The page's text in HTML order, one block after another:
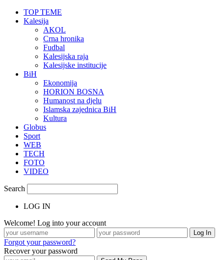
TOP TEME
Kalesija
AKOL
Crna hronika
Fudbal
Kalesijska raja
Kalesijske institucije
BiH
Ekonomija
HORION BOSNA
Humanost na djelu
Islamska zajednica BiH
Kultura
Globus
Sport
WEB
TECH
FOTO
VIDEO
Search
LOG IN
Welcome! Log into your account
Forgot your password?
Recover your password